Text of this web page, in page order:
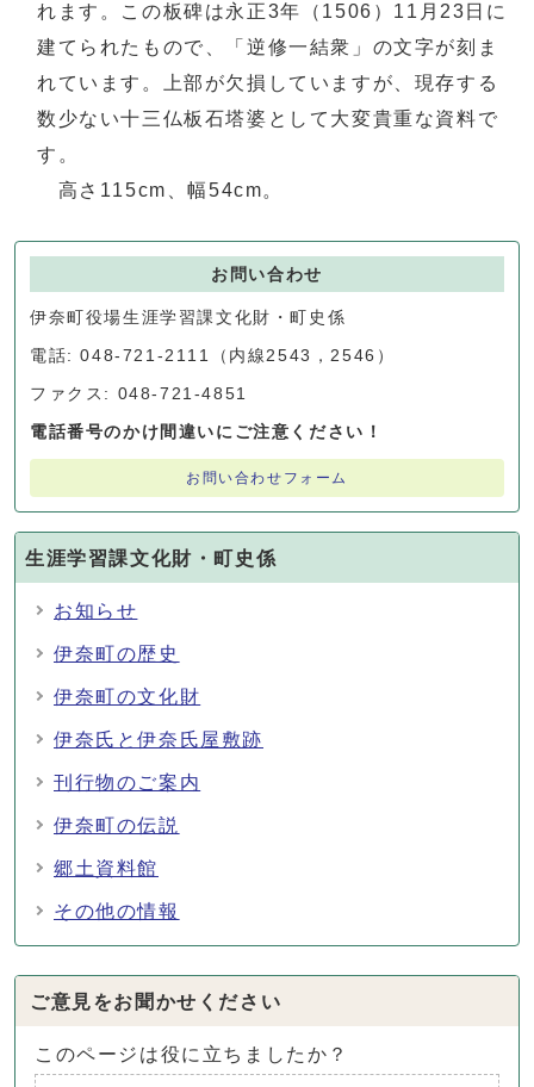
れます。この板碑は永正3年（1506）11月23日に
建てられたもので、「逆修一結衆」の文字が刻ま
れています。上部が欠損していますが、現存する
数少ない十三仏板石塔婆として大変貴重な資料で
す。
高さ115cm、幅54cm。
お問い合わせ
伊奈町役場生涯学習課文化財・町史係
電話: 048-721-2111（内線2543，2546）
ファクス: 048-721-4851
電話番号のかけ間違いにご注意ください！
お問い合わせフォーム
生涯学習課文化財・町史係
お知らせ
伊奈町の歴史
伊奈町の文化財
伊奈氏と伊奈氏屋敷跡
刊行物のご案内
伊奈町の伝説
郷土資料館
その他の情報
ご意見をお聞かせください
このページは役に立ちましたか？